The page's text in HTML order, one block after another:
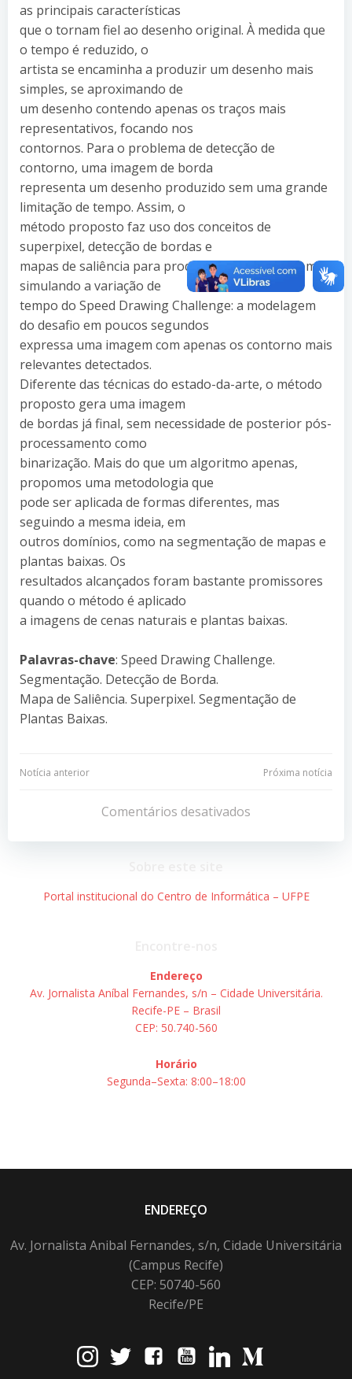
as principais características
que o tornam fiel ao desenho original. À medida que
o tempo é reduzido, o
artista se encaminha a produzir um desenho mais
simples, se aproximando de
um desenho contendo apenas os traços mais
representativos, focando nos
contornos. Para o problema de detecção de
contorno, uma imagem de borda
representa um desenho produzido sem uma grande
limitação de tempo. Assim, o
método proposto faz uso dos conceitos de
superpixel, detecção de bordas e
mapas de saliência para produção de uma imagem,
simulando a variação de
tempo do Speed Drawing Challenge: a modelagem
do desafio em poucos segundos
expressa uma imagem com apenas os contorno mais
relevantes detectados.
Diferente das técnicas do estado-da-arte, o método
proposto gera uma imagem
de bordas já final, sem necessidade de posterior pós-
processamento como
binarização. Mais do que um algoritmo apenas,
propomos uma metodologia que
pode ser aplicada de formas diferentes, mas
seguindo a mesma ideia, em
outros domínios, como na segmentação de mapas e
plantas baixas. Os
resultados alcançados foram bastante promissores
quando o método é aplicado
a imagens de cenas naturais e plantas baixas.
Palavras-chave: Speed Drawing Challenge.
Segmentação. Detecção de Borda.
Mapa de Saliência. Superpixel. Segmentação de
Plantas Baixas.
Navegação
Post
Notícia anterior
Navegação
de
Post
Próxima notícia
Comentários desativados
Portal institucional do Centro de Informática – UFPE
Endereço
Av. Jornalista Aníbal Fernandes, s/n – Cidade Universitária.
Recife-PE – Brasil
CEP: 50.740-560
Horário
Segunda–Sexta: 8:00–18:00
ENDEREÇO
Av. Jornalista Anibal Fernandes, s/n, Cidade Universitária
(Campus Recife)
CEP: 50740-560
Recife/PE